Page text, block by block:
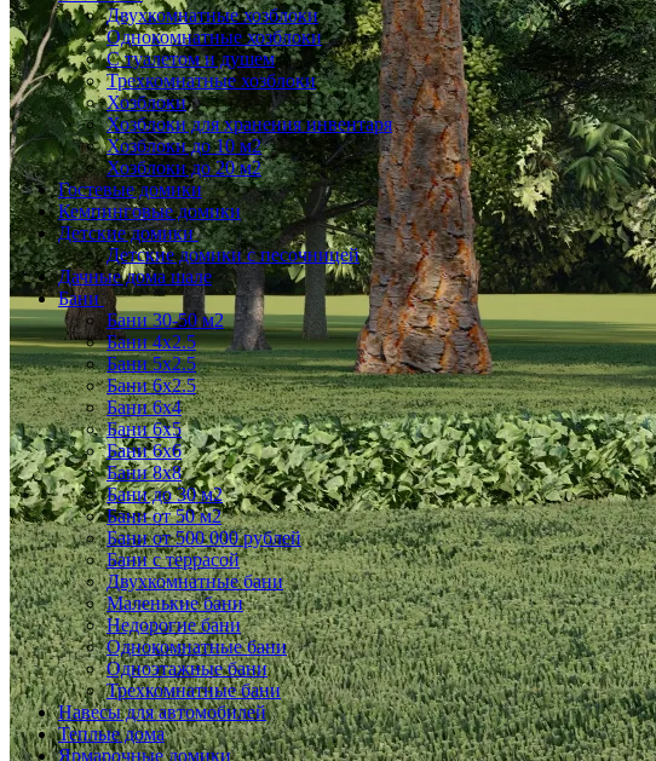
Двухкомнатные хозблоки
Однокомнатные хозблоки
С туалетом и душем
Трехкомнатные хозблоки
Хозблоки
Хозблоки для хранения инвентаря
Хозблоки до 10 м2
Хозблоки до 20 м2
Гостевые домики
Кемпинговые домики
Детские домики
Детские домики с песочницей
Дачные дома шале
Бани
Бани 30-50 м2
Бани 4x2.5
Бани 5x2.5
Бани 6x2.5
Бани 6х4
Бани 6х5
Бани 6х6
Бани 8x8
Бани до 30 м2
Бани от 50 м2
Бани от 500 000 рублей
Бани с террасой
Двухкомнатные бани
Маленькие бани
Недорогие бани
Однокомнатные бани
Одноэтажные бани
Трехкомнатные бани
Навесы для автомобилей
Теплые дома
Ярмарочные домики